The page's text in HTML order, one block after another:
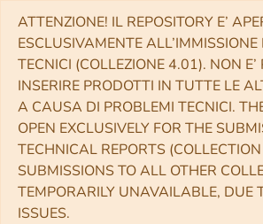
ATTENZIONE! IL REPOSITORY E’
ESCLUSIVAMENTE
TECNICI (COLLEZIONE 4.01). NON E’
INSERIRE PRODOTTI IN TUTTE LE
A CAUSA DI PROBLEMI TECNICI.
OPEN EXCLUSIVELY FOR THE
TECHNICAL REPORTS
SUBMISSIONS TO ALL OTHER
TEMPORARILY UNAVAILABLE, DUE
ISSUES.